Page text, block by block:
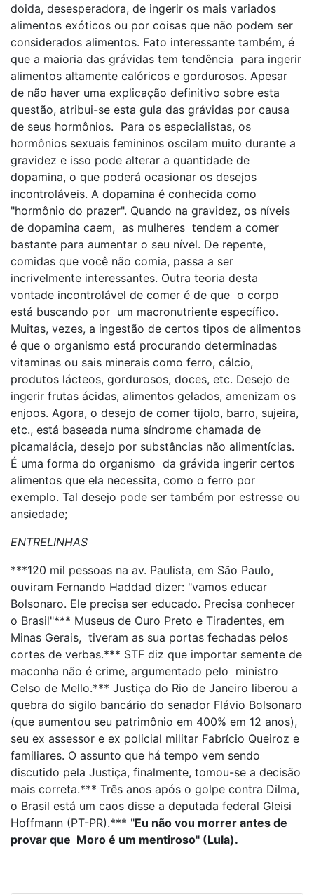
doida, desesperadora, de ingerir os mais variados
alimentos exóticos ou por coisas que não podem ser
considerados alimentos. Fato interessante também, é
que a maioria das grávidas tem tendência para ingerir
alimentos altamente calóricos e gordurosos. Apesar
de não haver uma explicação definitivo sobre esta
questão, atribui-se esta gula das grávidas por causa
de seus hormônios. Para os especialistas, os
hormônios sexuais femininos oscilam muito durante a
gravidez e isso pode alterar a quantidade de
dopamina, o que poderá ocasionar os desejos
incontroláveis. A dopamina é conhecida como
"hormônio do prazer". Quando na gravidez, os níveis
de dopamina caem, as mulheres tendem a comer
bastante para aumentar o seu nível. De repente,
comidas que você não comia, passa a ser
incrivelmente interessantes. Outra teoria desta
vontade incontrolável de comer é de que o corpo
está buscando por um macronutriente específico.
Muitas, vezes, a ingestão de certos tipos de alimentos
é que o organismo está procurando determinadas
vitaminas ou sais minerais como ferro, cálcio,
produtos lácteos, gordurosos, doces, etc. Desejo de
ingerir frutas ácidas, alimentos gelados, amenizam os
enjoos. Agora, o desejo de comer tijolo, barro, sujeira,
etc., está baseada numa síndrome chamada de
picamalácia, desejo por substâncias não alimentícias.
É uma forma do organismo da grávida ingerir certos
alimentos que ela necessita, como o ferro por
exemplo. Tal desejo pode ser também por estresse ou
ansiedade;
ENTRELINHAS
***120 mil pessoas na av. Paulista, em São Paulo,
ouviram Fernando Haddad dizer: "vamos educar
Bolsonaro. Ele precisa ser educado. Precisa conhecer
o Brasil"*** Museus de Ouro Preto e Tiradentes, em
Minas Gerais, tiveram as sua portas fechadas pelos
cortes de verbas.*** STF diz que importar semente de
maconha não é crime, argumentado pelo ministro
Celso de Mello.*** Justiça do Rio de Janeiro liberou a
quebra do sigilo bancário do senador Flávio Bolsonaro
(que aumentou seu patrimônio em 400% em 12 anos),
seu ex assessor e ex policial militar Fabrício Queiroz e
familiares. O assunto que há tempo vem sendo
discutido pela Justiça, finalmente, tomou-se a decisão
mais correta.*** Três anos após o golpe contra Dilma,
o Brasil está um caos disse a deputada federal Gleisi
Hoffmann (PT-PR).*** "Eu não vou morrer antes de
provar que Moro é um mentiroso" (Lula).